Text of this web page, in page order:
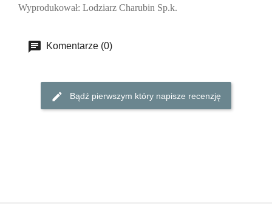
Wyprodukował: Lodziarz Charubin Sp.k.
Komentarze (0)
Bądź pierwszym który napisze recenzję